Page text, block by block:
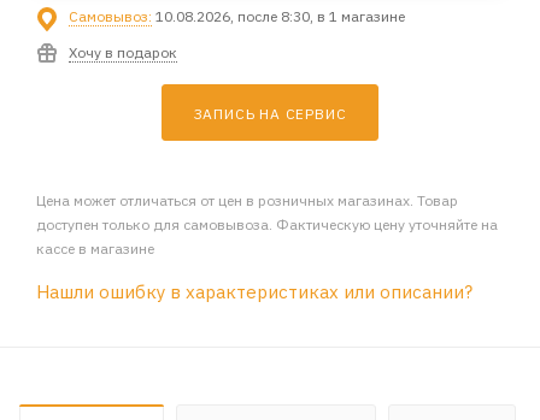
Самовывоз: 10.08.2026, после 8:30, в 1 магазине
Хочу в подарок
ЗАПИСЬ НА СЕРВИС
Цена может отличаться от цен в розничных магазинах. Товар
доступен только для самовывоза. Фактическую цену уточняйте на
кассе в магазине
Нашли ошибку в характеристиках или описании?